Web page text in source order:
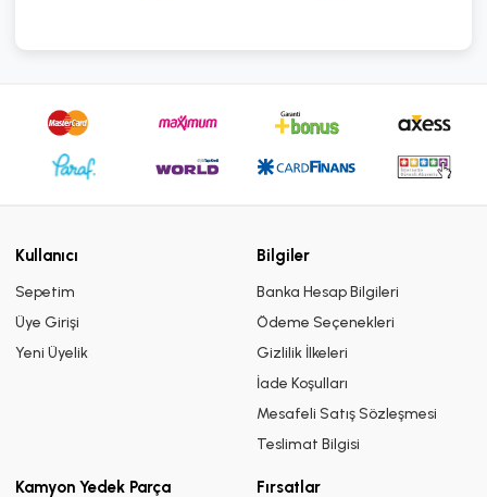
Kullanıcı
Sepetim
Üye Girişi
Yeni Üyelik
Bilgiler
Banka Hesap Bilgileri
Ödeme Seçenekleri
Gizlilik İlkeleri
İade Koşulları
Mesafeli Satış Sözleşmesi
Teslimat Bilgisi
Kamyon Yedek Parça Fırsatlar